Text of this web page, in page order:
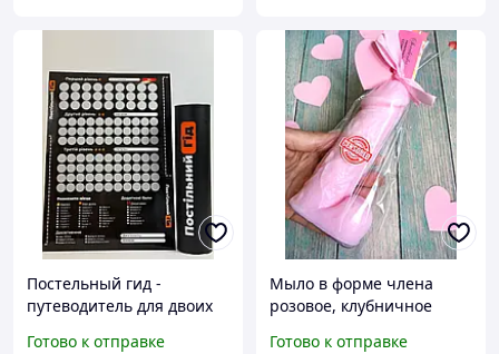
Постельный гид -
путеводитель для двоих
Готово к отправке
Мыло в форме члена
розовое, клубничное
Готово к отправке